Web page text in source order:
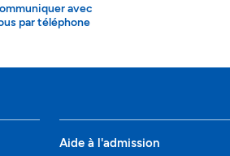
avec
par téléphone
Aide à l'admission